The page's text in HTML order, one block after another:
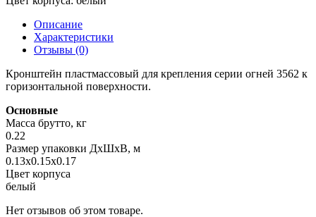
Описание
Характеристики
Отзывы (0)
Кронштейн пластмассовый для крепления серии огней 3562 к
горизонтальной поверхности.
Основные
Масса брутто, кг
0.22
Размер упаковки ДхШхВ, м
0.13x0.15x0.17
Цвет корпуса
белый
Нет отзывов об этом товаре.